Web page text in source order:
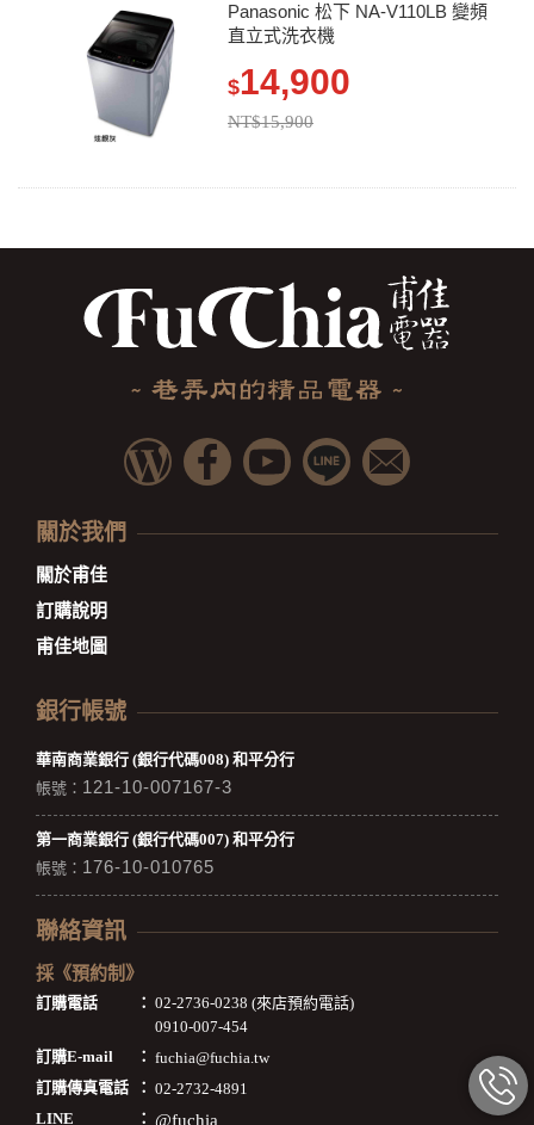
Panasonic 松下 NA-V110LB 變頻
直立式洗衣機
$14,900
NT$15,900
關於我們
關於甫佳
訂購說明
甫佳地圖
銀行帳號
華南商業銀行 (銀行代碼008) 和平分行
帳號： 121-10-007167-3
第一商業銀行 (銀行代碼007) 和平分行
帳號： 176-10-010765
聯絡資訊
採《預約制》
訂購電話 ： 02-2736-0238 (來店預約電話)
0910-007-454
訂購E-mail
： fuchia@fuchia.tw
訂購傳真電話
： 02-2732-4891
LINE
： @fuchia